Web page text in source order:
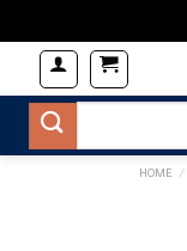
content
HOME /